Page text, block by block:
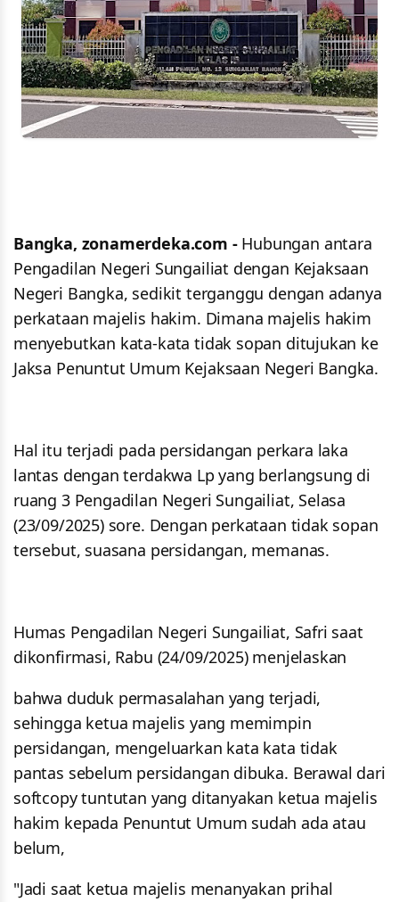
Bangka, zonamerdeka.com - Hubungan antara
Pengadilan Negeri Sungailiat dengan Kejaksaan
Negeri Bangka, sedikit terganggu dengan adanya
perkataan majelis hakim. Dimana majelis hakim
menyebutkan kata-kata tidak sopan ditujukan ke
Jaksa Penuntut Umum Kejaksaan Negeri Bangka.
Hal itu terjadi pada persidangan perkara laka
lantas dengan terdakwa Lp yang berlangsung di
ruang 3 Pengadilan Negeri Sungailiat, Selasa
(23/09/2025) sore. Dengan perkataan tidak sopan
tersebut, suasana persidangan, memanas.
Humas Pengadilan Negeri Sungailiat, Safri saat
dikonfirmasi, Rabu (24/09/2025) menjelaskan
bahwa duduk permasalahan yang terjadi,
sehingga ketua majelis yang memimpin
persidangan, mengeluarkan kata kata tidak
pantas sebelum persidangan dibuka. Berawal dari
softcopy tuntutan yang ditanyakan ketua majelis
hakim kepada Penuntut Umum sudah ada atau
belum,
"Jadi saat ketua majelis menanyakan prihal